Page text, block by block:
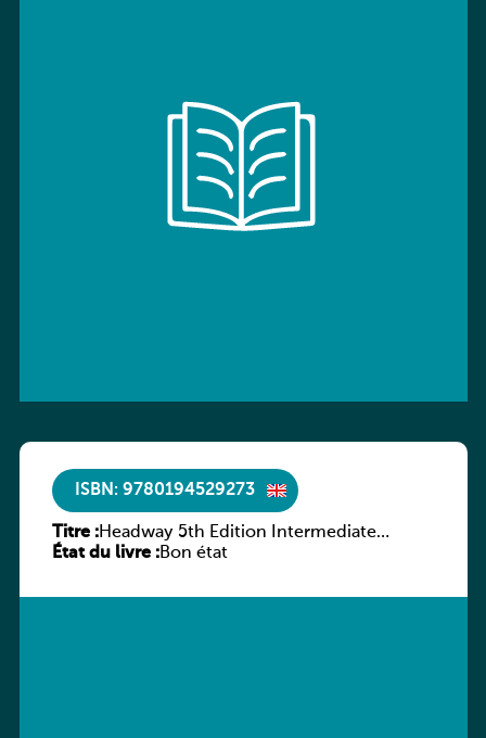
ISBN: 9780194529273
Titre :Headway 5th Edition Intermediate
Culture and Literature Companion
État du livre :Bon état